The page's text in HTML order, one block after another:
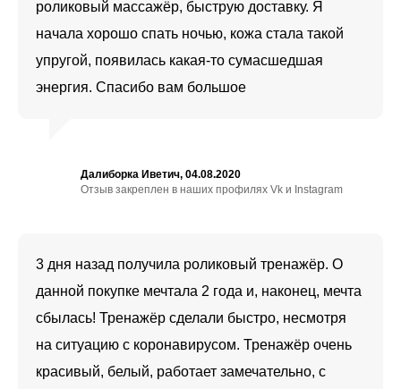
роликовый массажёр, быструю доставку. Я
начала хорошо спать ночью, кожа стала такой
упругой, появилась какая-то сумасшедшая
энергия. Спасибо вам большое
Далиборка Иветич, 04.08.2020
Отзыв закреплен в наших профилях Vk и Instagram
3 дня назад получила роликовый тренажёр. О
данной покупке мечтала 2 года и, наконец, мечта
сбылась! Тренажёр сделали быстро, несмотря
на ситуацию с коронавирусом. Тренажёр очень
красивый, белый, работает замечательно, с